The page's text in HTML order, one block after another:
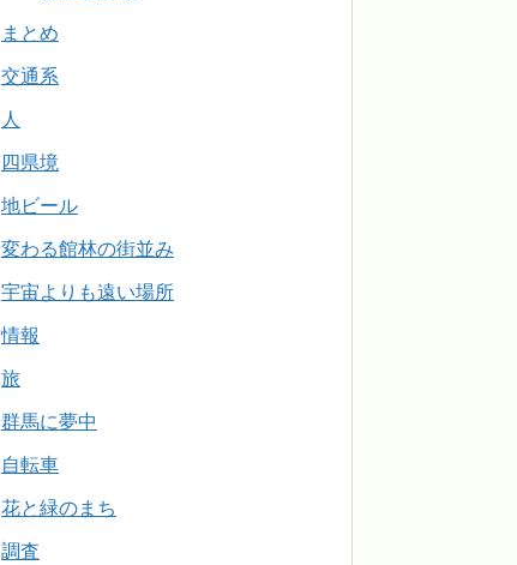
まとめ
交通系
人
四県境
地ビール
変わる館林の街並み
宇宙よりも遠い場所
情報
旅
群馬に夢中
自転車
花と緑のまち
調査